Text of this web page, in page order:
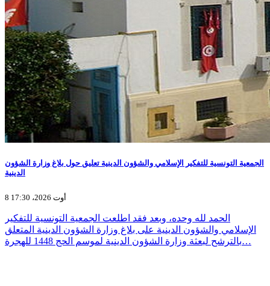
الجمعية التونسية للتفكير الإسلامي والشؤون الدينية تعليق حول بلاغ وزارة الشؤون
الدينية
8 أوت 2026، 17:30
الحمد لله وحده، وبعد فقد اطلعت الجمعية التونسية للتفكير
الإسلامي والشؤون الدينية على بلاغ وزارة الشؤون الدينية المتعلق
بالترشح لبعثة وزارة الشؤون الدينية لموسم الحج 1448 للهجرة…